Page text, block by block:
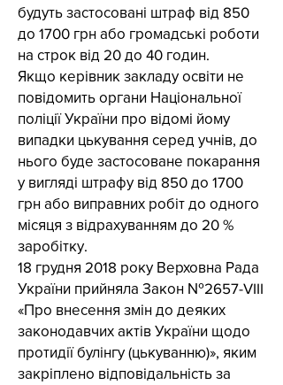
будуть застосовані штраф від 850
до 1700 грн або громадські роботи
на строк від 20 до 40 годин.
Якщо керівник закладу освіти не
повідомить органи Національної
поліції України про відомі йому
випадки цькування серед учнів, до
нього буде застосоване покарання
у вигляді штрафу від 850 до 1700
грн або виправних робіт до одного
місяця з відрахуванням до 20 %
заробітку.
18 грудня 2018 року Верховна Рада
України прийняла Закон №2657-VIII
«Про внесення змін до деяких
законодавчих актів України щодо
протидії булінгу (цькуванню)», яким
закріплено відповідальність за